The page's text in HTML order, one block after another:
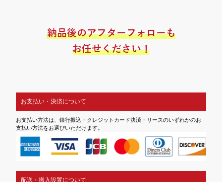
お支払い・決済について
お支払い方法は、銀行振込・クレジットカード決済・リースのいずれかのお
支払い方法をお選びいただけます。
配送・搬入設置について